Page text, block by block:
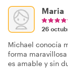
Maria
26
Michael conocía
forma
es amable y sin